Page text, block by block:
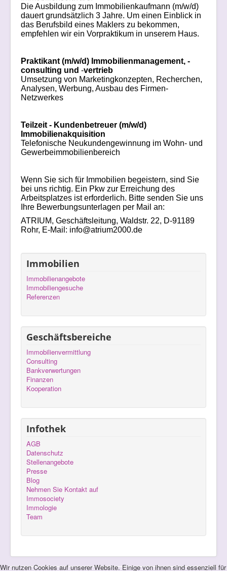
Die Ausbildung zum Immobilienkaufmann (m/w/d)
dauert grundsätzlich 3 Jahre. Um einen Einblick in
das Berufsbild eines Maklers zu bekommen,
empfehlen wir ein Vorpraktikum in unserem Haus.
Praktikant (m/w/d) Immobilienmanagement, -
consulting und -vertrieb
Umsetzung von Marketingkonzepten, Recherchen,
Analysen, Werbung, Ausbau des Firmen-
Netzwerkes
Teilzeit - Kundenbetreuer (m/w/d)
Immobilienakquisition
Telefonische Neukundengewinnung im Wohn- und
Gewerbeimmobilienbereich
Wenn Sie sich für Immobilien begeistern, sind Sie
bei uns richtig. Ein Pkw zur Erreichung des
Arbeitsplatzes ist erforderlich. Bitte senden Sie uns
Ihre Bewerbungsunterlagen per Mail an:
ATRIUM, Geschäftsleitung, Waldstr. 22, D-91189
Rohr, E-Mail: info@atrium2000.de
Immobilien
Immobilienangebote
Immobiliengesuche
Referenzen
Geschäftsbereiche
Immobilienvermittlung
Consulting
Bankverwertungen
Finanzen
Kooperation
Infothek
AGB
Datenschutz
Stellenangebote
Presse
Blog
Nehmen Sie Kontakt auf
Immosociety
Immologie
Team
Wir nutzen Cookies auf unserer Website. Einige von ihnen sind essenziell für